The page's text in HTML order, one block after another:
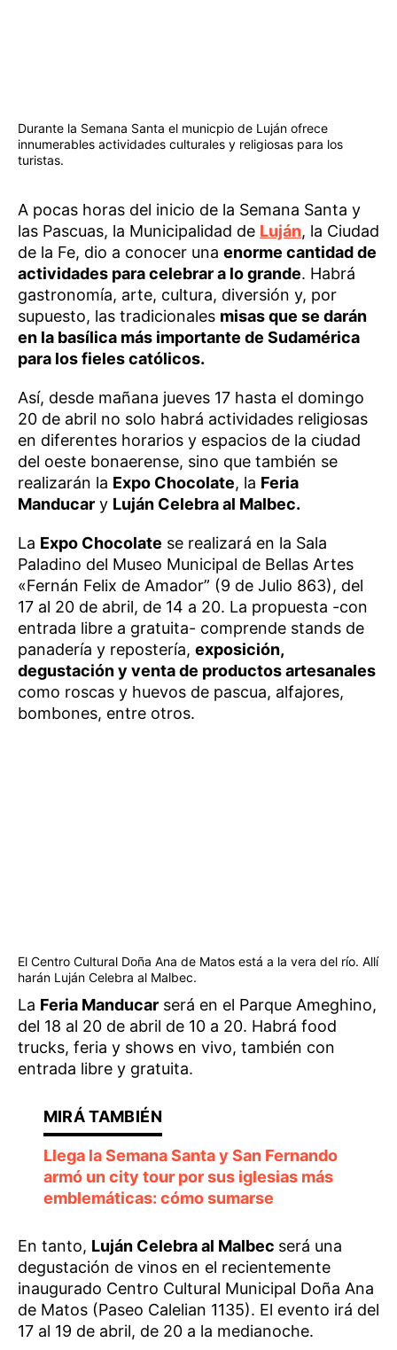
Durante la Semana Santa el municpio de Luján ofrece
innumerables actividades culturales y religiosas para los
turistas.
A pocas horas del inicio de la Semana Santa y
las Pascuas, la Municipalidad de Luján, la Ciudad
de la Fe, dio a conocer una enorme cantidad de
actividades para celebrar a lo grande. Habrá
gastronomía, arte, cultura, diversión y, por
supuesto, las tradicionales misas que se darán
en la basílica más importante de Sudamérica
para los fieles católicos.
Así, desde mañana jueves 17 hasta el domingo
20 de abril no solo habrá actividades religiosas
en diferentes horarios y espacios de la ciudad
del oeste bonaerense, sino que también se
realizarán la Expo Chocolate, la Feria
Manducar y Luján Celebra al Malbec.
La Expo Chocolate se realizará en la Sala
Paladino del Museo Municipal de Bellas Artes
«Fernán Felix de Amador” (9 de Julio 863), del
17 al 20 de abril, de 14 a 20. La propuesta -con
entrada libre a gratuita- comprende stands de
panadería y repostería, exposición,
degustación y venta de productos artesanales
como roscas y huevos de pascua, alfajores,
bombones, entre otros.
El Centro Cultural Doña Ana de Matos está a la vera del río. Allí
harán Luján Celebra al Malbec.
La Feria Manducar será en el Parque Ameghino,
del 18 al 20 de abril de 10 a 20. Habrá food
trucks, feria y shows en vivo, también con
entrada libre y gratuita.
Llega la Semana Santa y San Fernando
armó un city tour por sus iglesias más
emblemáticas: cómo sumarse
En tanto, Luján Celebra al Malbec será una
degustación de vinos en el recientemente
inaugurado Centro Cultural Municipal Doña Ana
de Matos (Paseo Calelian 1135). El evento irá del
17 al 19 de abril, de 20 a la medianoche.